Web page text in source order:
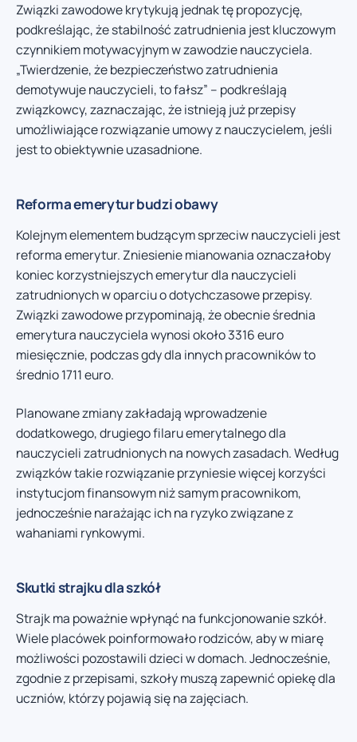
Związki zawodowe krytykują jednak tę propozycję,
podkreślając, że stabilność zatrudnienia jest kluczowym
czynnikiem motywacyjnym w zawodzie nauczyciela.
„Twierdzenie, że bezpieczeństwo zatrudnienia
demotywuje nauczycieli, to fałsz” – podkreślają
związkowcy, zaznaczając, że istnieją już przepisy
umożliwiające rozwiązanie umowy z nauczycielem, jeśli
jest to obiektywnie uzasadnione.
Reforma emerytur budzi obawy
Kolejnym elementem budzącym sprzeciw nauczycieli jest
reforma emerytur. Zniesienie mianowania oznaczałoby
koniec korzystniejszych emerytur dla nauczycieli
zatrudnionych w oparciu o dotychczasowe przepisy.
Związki zawodowe przypominają, że obecnie średnia
emerytura nauczyciela wynosi około 3316 euro
miesięcznie, podczas gdy dla innych pracowników to
średnio 1711 euro.
Planowane zmiany zakładają wprowadzenie
dodatkowego, drugiego filaru emerytalnego dla
nauczycieli zatrudnionych na nowych zasadach. Według
związków takie rozwiązanie przyniesie więcej korzyści
instytucjom finansowym niż samym pracownikom,
jednocześnie narażając ich na ryzyko związane z
wahaniami rynkowymi.
Skutki strajku dla szkół
Strajk ma poważnie wpłynąć na funkcjonowanie szkół.
Wiele placówek poinformowało rodziców, aby w miarę
możliwości pozostawili dzieci w domach. Jednocześnie,
zgodnie z przepisami, szkoły muszą zapewnić opiekę dla
uczniów, którzy pojawią się na zajęciach.